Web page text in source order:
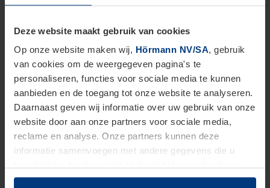
Deze website maakt gebruik van cookies
Op onze website maken wij, Hörmann NV/SA, gebruik
van cookies om de weergegeven pagina's te
personaliseren, functies voor sociale media te kunnen
aanbieden en de toegang tot onze website te analyseren.
Daarnaast geven wij informatie over uw gebruik van onze
website door aan onze partners voor sociale media,
reclame en analyse. Onze partners kunnen deze
informatie samenvoegen met andere gegevens die u
hun diensten hebben verzameld.